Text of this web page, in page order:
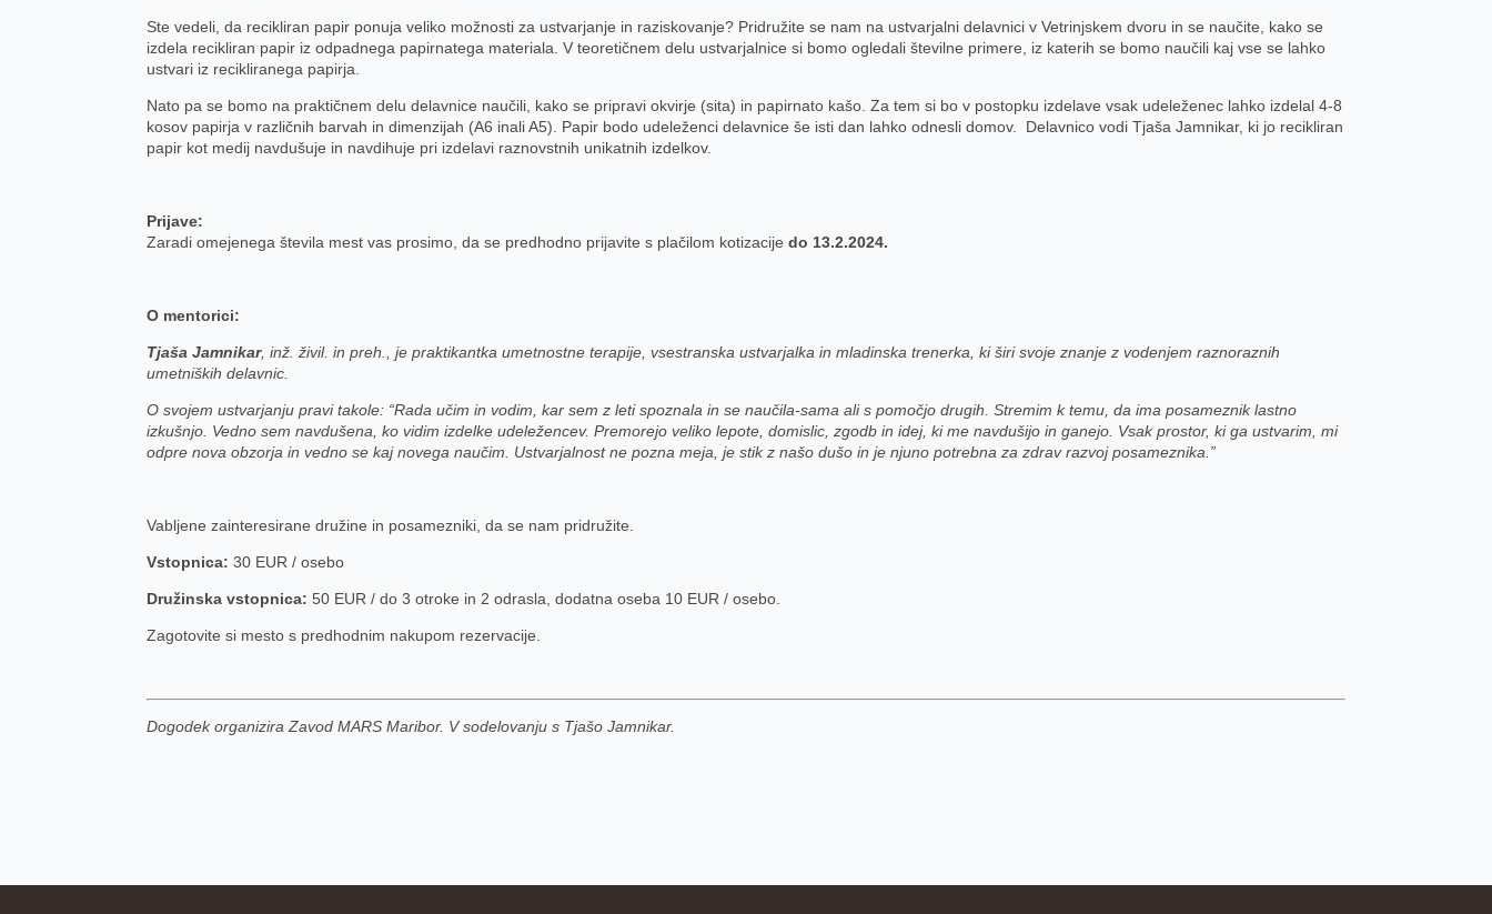
Ste vedeli, da recikliran papir ponuja veliko možnosti za ustvarjanje in raziskovanje? Pridružite se nam na ustvarjalni delavnici v Vetrinjskem dvoru in se naučite, kako se
izdela recikliran papir iz odpadnega papirnatega materiala. V teoretičnem delu ustvarjalnice si bomo ogledali številne primere, iz katerih se bomo naučili kaj vse se lahko
ustvari iz recikliranega papirja.
Nato pa se bomo na praktičnem delu delavnice naučili, kako se pripravi okvirje (sita) in papirnato kašo. Za tem si bo v postopku izdelave vsak udeleženec lahko izdelal 4-8
kosov papirja v različnih barvah in dimenzijah (A6 inali A5). Papir bodo udeleženci delavnice še isti dan lahko odnesli domov. Delavnico vodi Tjaša Jamnikar, ki jo recikliran
papir kot medij navdušuje in navdihuje pri izdelavi raznovstnih unikatnih izdelkov.
Prijave:
Zaradi omejenega števila mest vas prosimo, da se predhodno prijavite s plačilom kotizacije do 13.2.2024.
O mentorici:
Tjaša Jamnikar, inž. živil. in preh., je praktikantka umetnostne terapije, vsestranska ustvarjalka in mladinska trenerka, ki širi svoje znanje z vodenjem raznoraznih
umetniških delavnic.
O svojem ustvarjanju pravi takole: “Rada učim in vodim, kar sem z leti spoznala in se naučila-sama ali s pomočjo drugih. Stremim k temu, da ima posameznik lastno
izkušnjo. Vedno sem navdušena, ko vidim izdelke udeležencev. Premorejo veliko lepote, domislic, zgodb in idej, ki me navdušijo in ganejo. Vsak prostor, ki ga ustvarim, mi
odpre nova obzorja in vedno se kaj novega naučim. Ustvarjalnost ne pozna meja, je stik z našo dušo in je njuno potrebna za zdrav razvoj posameznika.”
Vabljene zainteresirane družine in posamezniki, da se nam pridružite.
Vstopnica: 30 EUR / osebo
Družinska vstopnica: 50 EUR / do 3 otroke in 2 odrasla, dodatna oseba 10 EUR / osebo.
Zagotovite si mesto s predhodnim nakupom rezervacije.
Dogodek organizira Zavod MARS Maribor. V sodelovanju s Tjašo Jamnikar.